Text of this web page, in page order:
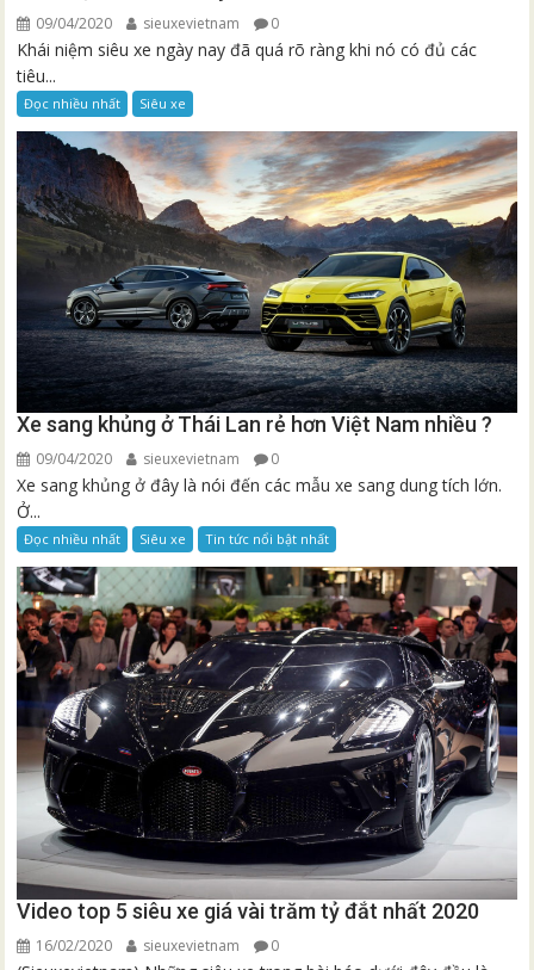
09/04/2020 sieuxevietnam 0
Khái niệm siêu xe ngày nay đã quá rõ ràng khi nó có đủ các
tiêu...
Đọc nhiều nhất Siêu xe
Xe sang khủng ở Thái Lan rẻ hơn Việt Nam nhiều ?
09/04/2020 sieuxevietnam 0
Xe sang khủng ở đây là nói đến các mẫu xe sang dung tích lớn.
Ở...
Đọc nhiều nhất Siêu xe Tin tức nổi bật nhất
Video top 5 siêu xe giá vài trăm tỷ đắt nhất 2020
16/02/2020 sieuxevietnam 0